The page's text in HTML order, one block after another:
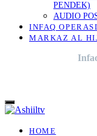
PENDEK)
AUDIO
INFAQ
MARKAZ AL
HOME